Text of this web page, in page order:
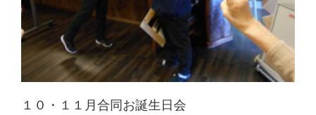
１０・１１月合同お誕生日会